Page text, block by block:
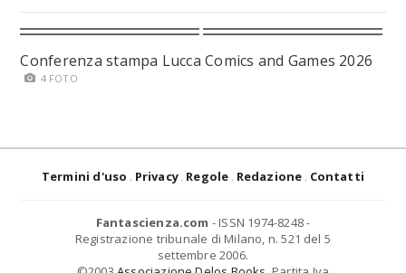
Conferenza stampa Lucca Comics and Games 2026
4 FOTO
Termini d'uso Privacy Regole Redazione Contatti
Fantascienza.com - ISSN 1974-8248 -
Registrazione tribunale di Milano, n. 521 del 5
settembre 2006.